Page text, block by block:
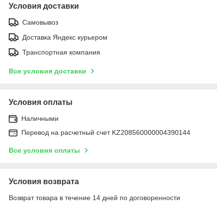
Условия доставки
Самовывоз
Доставка Яндекс курьером
Транспортная компания
Все условия доставки
Условия оплаты
Наличными
Перевод на расчетный счет KZ208560000004390144
Все условия оплаты
Условия возврата
Возврат товара в течение 14 дней по договоренности